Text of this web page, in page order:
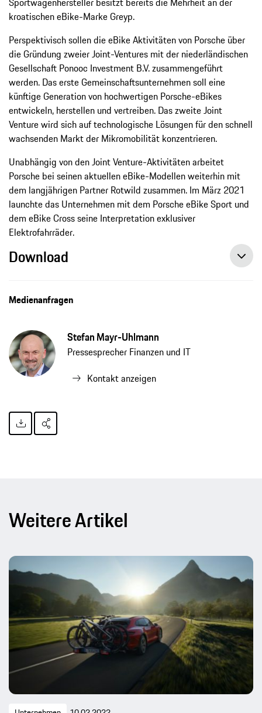
kroatischen eBike-Marke Greyp.
Perspektivisch sollen die eBike Aktivitäten von Porsche über
die Gründung zweier Joint-Ventures mit der niederländischen
Gesellschaft Ponooc Investment B.V. zusammengeführt
werden. Das erste Gemeinschaftsunternehmen soll eine
künftige Generation von hochwertigen Porsche-eBikes
entwickeln, herstellen und vertreiben. Das zweite Joint
Venture wird sich auf technologische Lösungen für den schnell
wachsenden Markt der Mikromobilität konzentrieren.
Unabhängig von den Joint Venture-Aktivitäten arbeitet
Porsche bei seinen aktuellen eBike-Modellen weiterhin mit
dem langjährigen Partner Rotwild zusammen. Im März 2021
launchte das Unternehmen mit dem Porsche eBike Sport und
dem eBike Cross seine Interpretation exklusiver
Elektrofahrräder.
Download
Medienanfragen
Stefan Mayr-Uhlmann
Pressesprecher Finanzen und IT
Kontakt anzeigen
Weitere Artikel